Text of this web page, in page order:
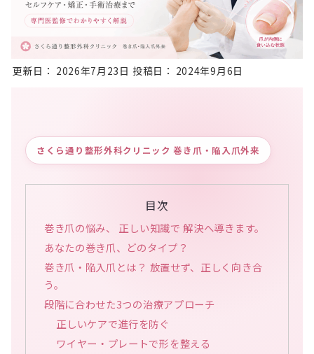
更新日： 2026年7月23日 投稿日： 2024年9月6日
さくら通り整形外科クリニック 巻き爪・陥入爪外来
目次
巻き爪の悩み、 正しい知識で 解決へ導きます。
あなたの巻き爪、どのタイプ？
巻き爪・陥入爪とは？ 放置せず、正しく向き合
う。
段階に合わせた3つの治療アプローチ
正しいケアで進行を防ぐ
ワイヤー・プレートで形を整える